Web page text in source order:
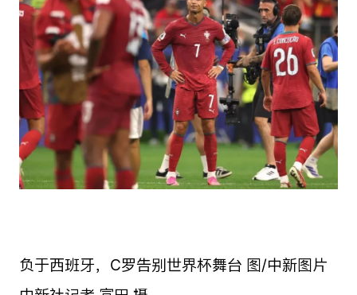
负于西班牙，C罗告别世界杯舞台 图/中新图片